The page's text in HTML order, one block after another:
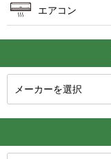
エアコン